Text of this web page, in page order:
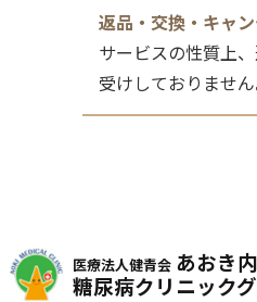
返品・交換・キャ
サービスの性質上
受けしておりません
医療法人健青会あおき
糖尿病クリニック